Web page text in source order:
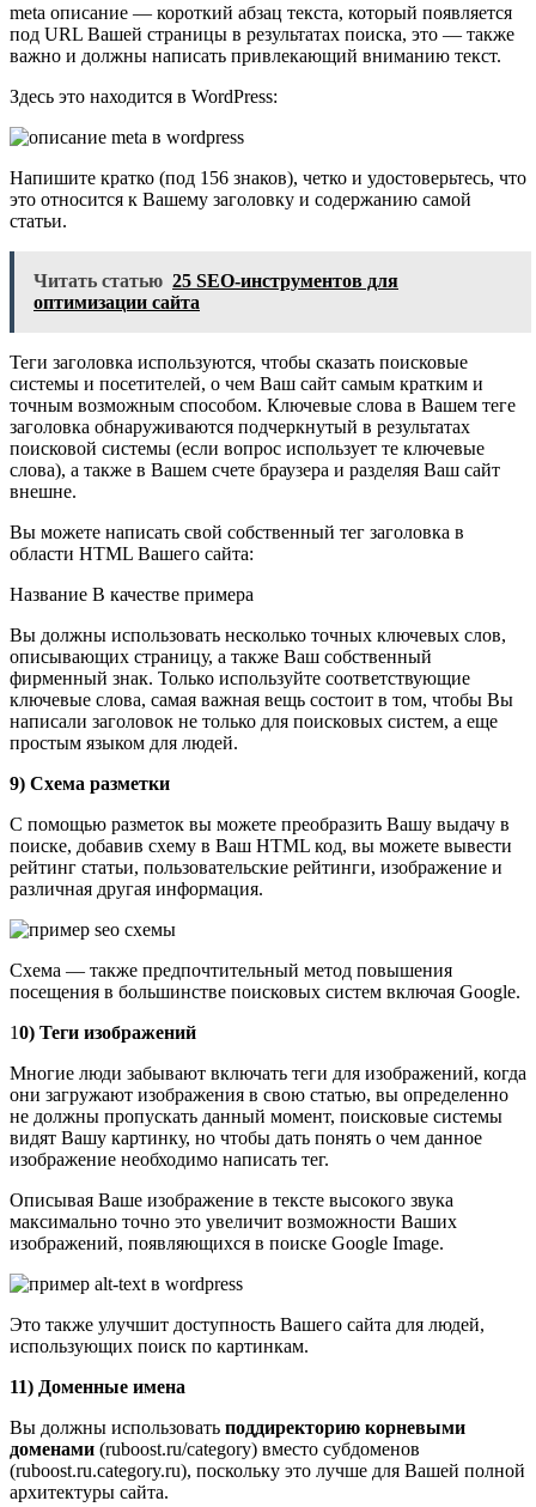
meta описание — короткий абзац текста, который появляется
под URL Вашей страницы в результатах поиска, это — также
важно и должны написать привлекающий вниманию текст.
Здесь это находится в WordPress:
Напишите кратко (под 156 знаков), четко и удостоверьтесь, что
это относится к Вашему заголовку и содержанию самой
статьи.
Читать статью 25 SEO-инструментов для
оптимизации сайта
Теги заголовка используются, чтобы сказать поисковые
системы и посетителей, о чем Ваш сайт самым кратким и
точным возможным способом. Ключевые слова в Вашем теге
заголовка обнаруживаются подчеркнутый в результатах
поисковой системы (если вопрос использует те ключевые
слова), а также в Вашем счете браузера и разделяя Ваш сайт
внешне.
Вы можете написать свой собственный тег заголовка в
области HTML Вашего сайта:
Название В качестве примера
Вы должны использовать несколько точных ключевых слов,
описывающих страницу, а также Ваш собственный
фирменный знак. Только используйте соответствующие
ключевые слова, самая важная вещь состоит в том, чтобы Вы
написали заголовок не только для поисковых систем, а еще
простым языком для людей.
9) Схема разметки
С помощью разметок вы можете преобразить Вашу выдачу в
поиске, добавив схему в Ваш HTML код, вы можете вывести
рейтинг статьи, пользовательские рейтинги, изображение и
различная другая информация.
Схема — также предпочтительный метод повышения
посещения в большинстве поисковых систем включая Google.
10) Теги изображений
Многие люди забывают включать теги для изображений, когда
они загружают изображения в свою статью, вы определенно
не должны пропускать данный момент, поисковые системы
видят Вашу картинку, но чтобы дать понять о чем данное
изображение необходимо написать тег.
Описывая Ваше изображение в тексте высокого звука
максимально точно это увеличит возможности Ваших
изображений, появляющихся в поиске Google Image.
Это также улучшит доступность Вашего сайта для людей,
использующих поиск по картинкам.
11) Доменные имена
Вы должны использовать поддиректорию корневыми
доменами (ruboost.ru/category) вместо субдоменов
(ruboost.ru.category.ru), поскольку это лучше для Вашей полной
архитектуры сайта.